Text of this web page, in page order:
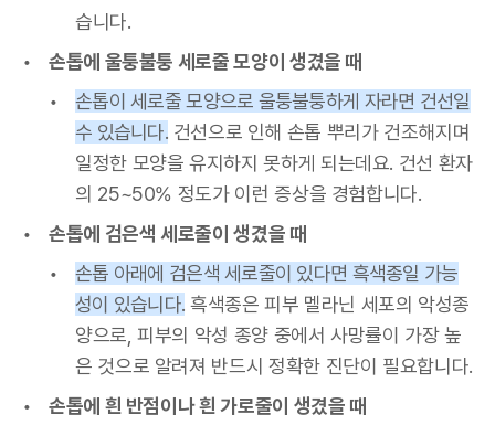
습니다.
손톱에 울퉁불퉁 세로줄 모양이 생겼을 때
손톱이 세로줄 모양으로 울퉁불퉁하게 자라면 건선일
수 있습니다.건선으로 인해 손톱 뿌리가 건조해지며
일정한 모양을 유지하지 못하게 되는데요. 건선 환자
의 25~50% 정도가 이런 증상을 경험합니다.
손톱에 검은색 세로줄이 생겼을 때
손톱 아래에 검은색 세로줄이 있다면 흑색종일 가능
성이 있습니다. 흑색종은 피부 멜라닌 세포의 악성종
양으로, 피부의 악성 종양 중에서 사망률이 가장 높
은 것으로 알려져 반드시 정확한 진단이 필요합니다.
손톱에 흰 반점이나 흰 가로줄이 생겼을 때